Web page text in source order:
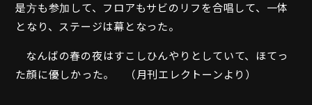
是方も参加して、フロアもサビのリフを合唱して、一体
となり、ステージは幕となった。
なんばの春の夜はすこしひんやりとしていて、ほてっ
た顔に優しかった。 （月刊エレクトーンより）